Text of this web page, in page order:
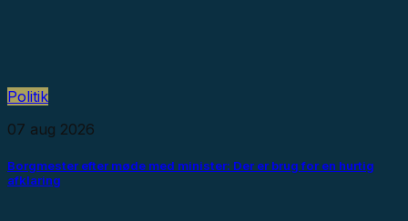
Politik
07 aug 2026
Borgmester efter møde med minister: Der er brug for en hurtig
afklaring